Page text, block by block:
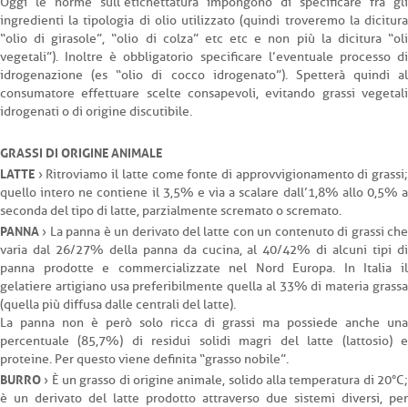
ingredienti la tipologia di olio utilizzato (quindi troveremo la dicitura
“olio di girasole”, “olio di colza” etc etc e non più la dicitura “oli
vegetali”). Inoltre è obbligatorio specificare l’eventuale processo di
idrogenazione (es “olio di cocco idrogenato”). Spetterà quindi al
consumatore effettuare scelte consapevoli, evitando grassi vegetali
idrogenati o di origine discutibile.
GRASSI DI ORIGINE ANIMALE
LATTE › Ritroviamo il latte come fonte di approvvigionamento di grassi;
quello intero ne contiene il 3,5% e via a scalare dall’1,8% allo 0,5% a
seconda del tipo di latte, parzialmente scremato o scremato.
PANNA › La panna è un derivato del latte con un contenuto di grassi che
varia dal 26/27% della panna da cucina, al 40/42% di alcuni tipi di
panna prodotte e commercializzate nel Nord Europa. In Italia il
gelatiere artigiano usa preferibilmente quella al 33% di materia grassa
(quella più diffusa dalle centrali del latte).
La panna non è però solo ricca di grassi ma possiede anche una
percentuale (85,7%) di residui solidi magri del latte (lattosio) e
proteine. Per questo viene definita “grasso nobile”.
BURRO › È un grasso di origine animale, solido alla temperatura di 20°C;
è un derivato del latte prodotto attraverso due sistemi diversi, per